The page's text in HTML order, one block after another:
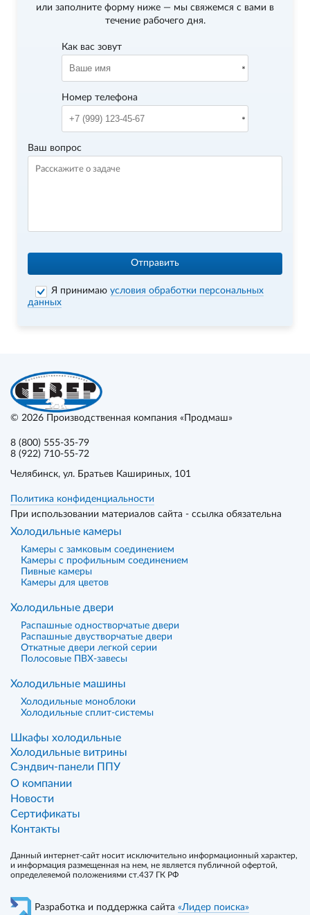
или заполните форму ниже — мы свяжемся с вами в
течение рабочего дня.
Как вас зовут
Номер телефона
Ваш вопрос
Отправить
Я принимаюусловия обработки персональных
данных
© 2026 Производственная компания «Продмаш»
8 (800) 555-35-79
8 (922) 710-55-72
Челябинск, ул. Братьев Кашириных, 101
Политика конфиденциальности
При использовании материалов сайта - ссылка обязательна
Холодильные камеры
Камеры с замковым соединением
Камеры с профильным соединением
Пивные камеры
Камеры для цветов
Холодильные двери
Распашные одностворчатые двери
Распашные двустворчатые двери
Откатные двери легкой серии
Полосовые ПВХ-завесы
Холодильные машины
Холодильные моноблоки
Холодильные сплит-системы
Шкафы холодильные
Холодильные витрины
Сэндвич-панели ППУ
О компании
Новости
Сертификаты
Контакты
Данный интернет-сайт носит исключительно информационный характер,
и информация размещенная на нем, не является публичной офертой,
определеяемой положениями ст.437 ГК РФ
Разработка и поддержка сайта «Лидер поиска»